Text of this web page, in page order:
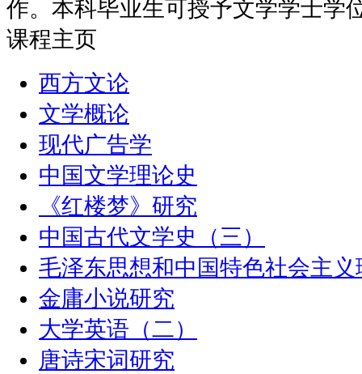
作。本科毕业生可授予文学学士学
课程主页
西方文论
文学概论
现代广告学
中国文学理论史
《红楼梦》研究
中国古代文学史（三）
毛泽东思想和中国特色社会主
金庸小说研究
大学英语（二）
唐诗宋词研究